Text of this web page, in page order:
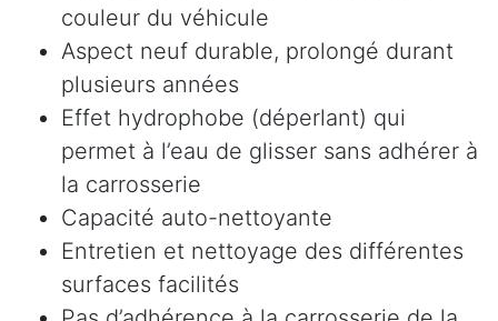
couleur du véhicule
Aspect neuf durable, prolongé durant
plusieurs années
Effet hydrophobe (déperlant) qui
permet à l’eau de glisser sans adhérer à
la carrosserie
Capacité auto-nettoyante
Entretien et nettoyage des différentes
surfaces facilités